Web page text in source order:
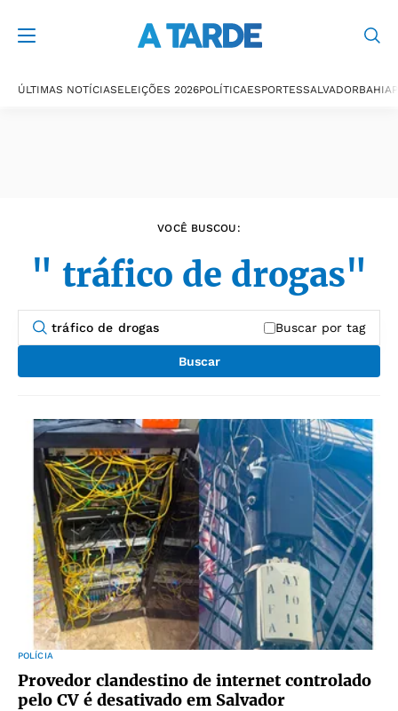
ÚLTIMAS NOTÍCIASELEIÇÕES 2026POLÍTICAESPORTESSALVADORBAHIA
VOCÊ BUSCOU:
" tráfico de drogas"
Buscar por tag
Buscar
POLÍCIA
Provedor clandestino de internet controlado
pelo CV é desativado em Salvador